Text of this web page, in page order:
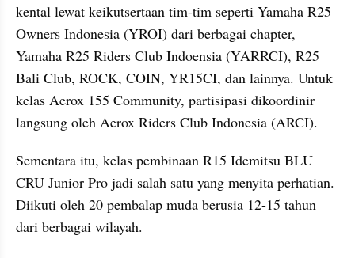
kental lewat keikutsertaan tim-tim seperti Yamaha R25
Owners Indonesia (YROI) dari berbagai chapter,
Yamaha R25 Riders Club Indoensia (YARRCI), R25
Bali Club, ROCK, COIN, YR15CI, dan lainnya. Untuk
kelas Aerox 155 Community, partisipasi dikoordinir
langsung oleh Aerox Riders Club Indonesia (ARCI).
Sementara itu, kelas pembinaan R15 Idemitsu BLU
CRU Junior Pro jadi salah satu yang menyita perhatian.
Diikuti oleh 20 pembalap muda berusia 12-15 tahun
dari berbagai wilayah.